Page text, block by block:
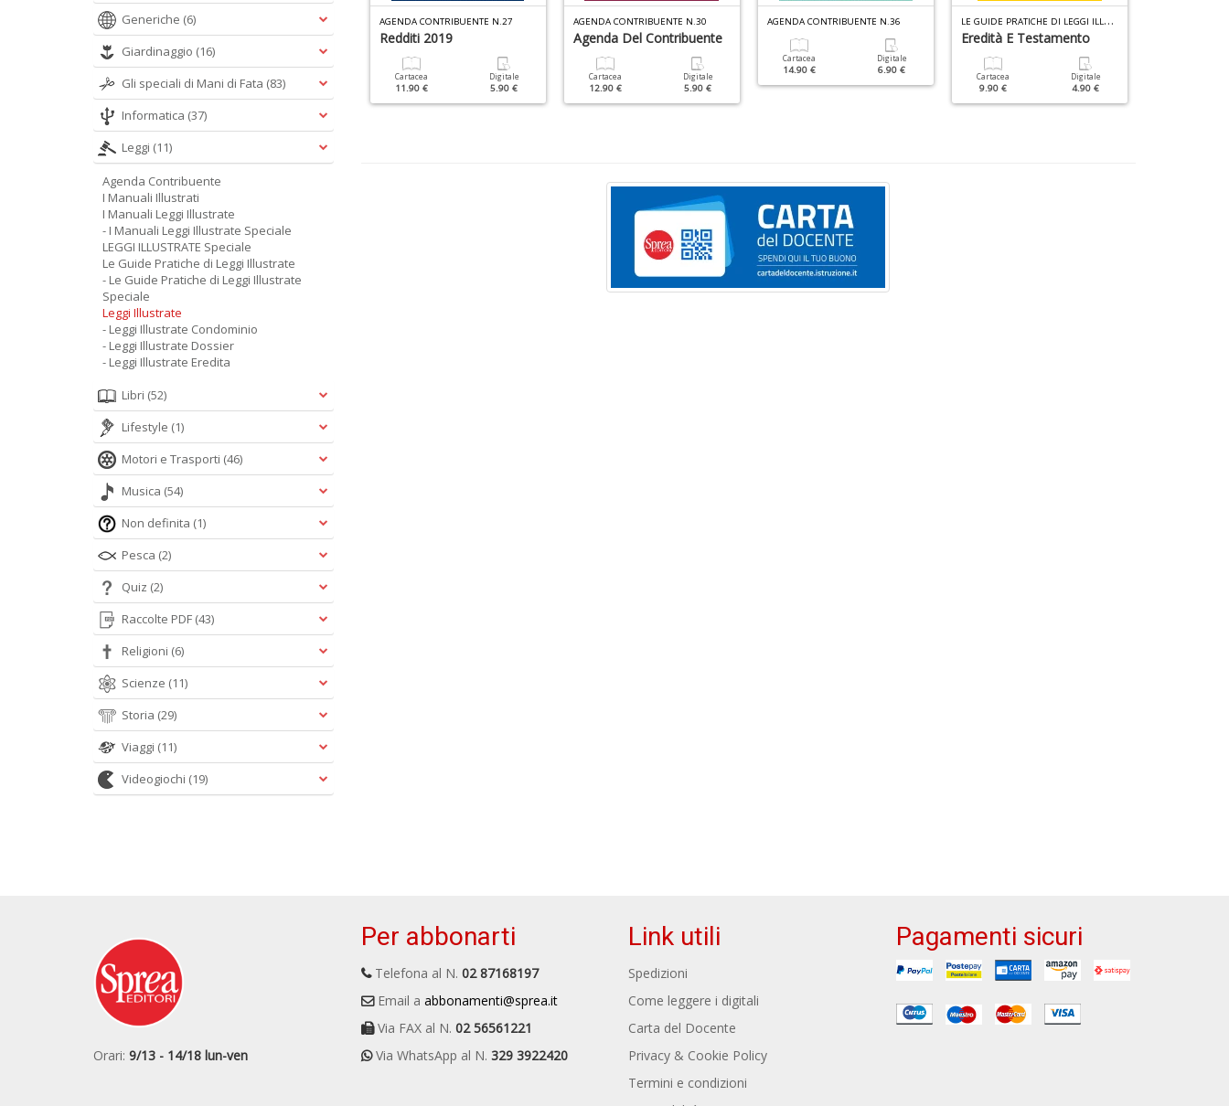
ILLUSTRATI N.23
Facile
Digitale
4.90 €
AGENDA CONTRIBUENTE N.33
Agenda Del Contribuente
2025
AGENDA CONTRIBUENTE N.27
Redditi 2019
Cartacea
11.90 €
Digitale
5.90 €
AGENDA CONTRIBUENTE N.30
Agenda Del Contribuente
Cartacea
12.90 €
Digitale
5.90 €
AGENDA CONTRIBUENTE N.36
Cartacea
14.90 €
Digitale
6.90 €
L
E GUIDE PRATICHE DI LEGGI ILLUSTRATE N.11
Eredità E Testamento
Cartacea
9.90 €
Digitale
4.90 €
Generiche (6)
Giardinaggio (16)
Gli speciali di Mani di Fata (83)
Informatica (37)
Leggi (11)
Agenda Contribuente
I Manuali Illustrati
I Manuali Leggi Illustrate
- I Manuali Leggi Illustrate Speciale
LEGGI ILLUSTRATE Speciale
Le Guide Pratiche di Leggi Illustrate
- Le Guide Pratiche di Leggi Illustrate
Speciale
Leggi Illustrate
- Leggi Illustrate Condominio
- Leggi Illustrate Dossier
- Leggi Illustrate Eredita
Libri (52)
Lifestyle (1)
Motori e Trasporti (46)
Musica (54)
Non definita (1)
Pesca (2)
Quiz (2)
Raccolte PDF (43)
Religioni (6)
Scienze (11)
Storia (29)
Viaggi (11)
Videogiochi (19)
Orari: 9/13 - 14/18 lun-ven
Per abbonarti
Telefona al N. 02 87168197
Email a abbonamenti@sprea.it
Via FAX al N. 02 56561221
Via WhatsApp al N. 329 3922420
Link utili
Spedizioni
Come leggere i digitali
Carta del Docente
Privacy & Cookie Policy
Termini e condizioni
Pagamenti sicuri